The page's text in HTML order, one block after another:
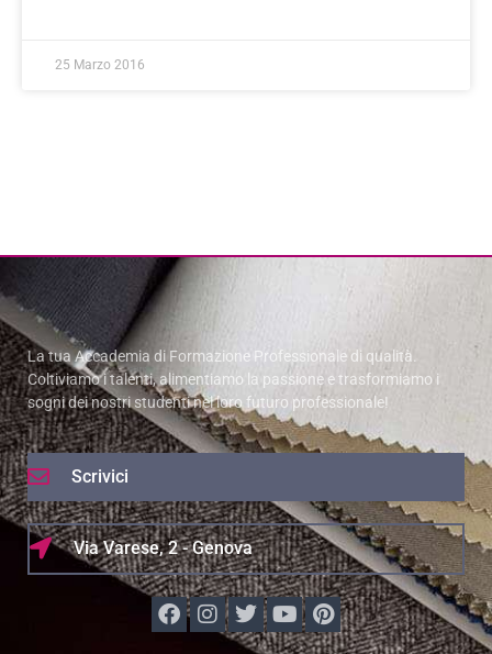
25 Marzo 2016
La tua Accademia di Formazione Professionale di qualità.
Coltiviamo i talenti, alimentiamo la passione e trasformiamo i
sogni dei nostri studenti nel loro futuro professionale!
Scrivici
Via Varese, 2 - Genova